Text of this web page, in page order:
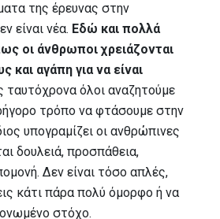
της έρευνας στην
είναι νέα. Εδώ και πολλά
οι άνθρωποι χρειάζονται
και αγάπη για να είναι
όλοι αναζητούμε
τρόπο να φτάσουμε στην
υπογραμίζει οι ανθρώπινες
δουλειά, προσπάθεια,
Δεν είναι τόσο απλές,
κάτι πάρα πολύ όμορφο ή να
στόχο.